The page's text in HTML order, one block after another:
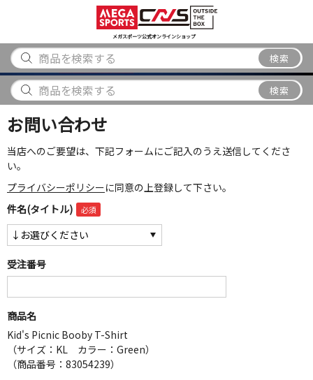
メガスポーツ公式オンラインショップ
検索
アウトドア
から探す
ブランド
から探す
検索
お問い合わせ
当店へのご要望は、下記フォームにご記入のうえ送信してくださ
い。
プライバシーポリシーに同意の上登録して下さい。
件名(タイトル)
受注番号
商品名
Kid's Picnic Booby T-Shirt
（サイズ：KL カラー：Green）
（商品番号：83054239）